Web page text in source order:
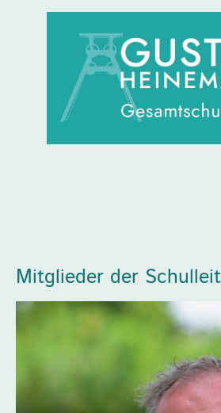
Mitglieder der